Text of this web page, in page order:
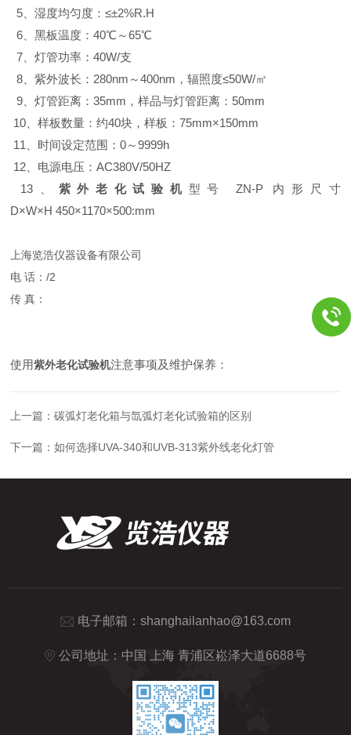
5、湿度均匀度：≤±2%R.H
6、黑板温度：40℃～65℃
7、灯管功率：40W/支
8、紫外波长：280nm～400nm，辐照度≤50W/㎡
9、灯管距离：35mm，样品与灯管距离：50mm
10、样板数量：约40块，样板：75mm×150mm
11、时间设定范围：0～9999h
12、电源电压：AC380V/50HZ
13、 紫外老化试验 机 型号 ZN-P 内形尺寸
D×W×H 450×1170×500:mm
上海览浩仪器设备有限公司
电 话：/2
传 真：
使用紫外老化试验机注意事项及维护保养 ：
上一篇：碳弧灯老化箱与氙弧灯老化试验箱的区别
下一篇：如何选择UVA-340和UVB-313紫外线老化灯管
电子邮箱： shanghailanhao@163.com
公司地址：中国 上海 青浦区崧泽大道6688号